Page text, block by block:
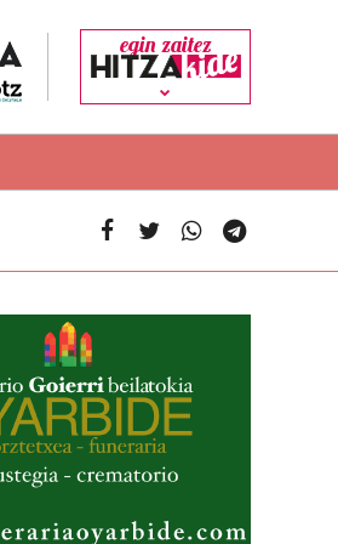
egin zaitez